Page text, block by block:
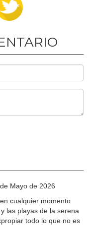
Mayo de 2026
cualquier momento
las playas de la serena
todo lo que no es